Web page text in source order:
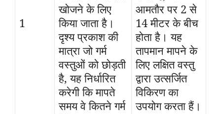
1
खोजने के लिए
किया जाता है।
दृश्य प्रकाश की
मात्रा जो गर्म
वस्तुओं को छोड़ती
है, यह निर्धारित
करेगी कि मापते
समय वे कितने गर्म
आमतौर पर 2 से
14 मीटर के बीच
होता है। यह
तापमान मापने के
लिए लक्षित वस्तु
द्वारा उत्सर्जित
विकिरण का
उपयोग करता हैं।